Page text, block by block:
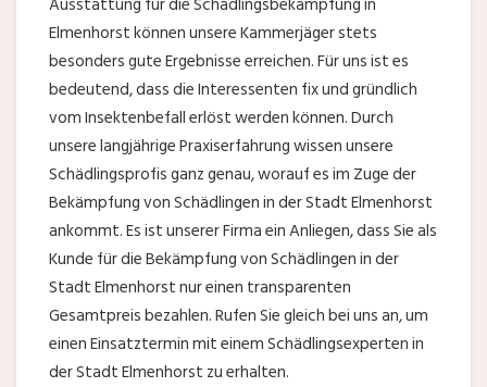
Elmenhorst können unsere Kammerjäger stets
besonders gute Ergebnisse erreichen. Für uns ist es
bedeutend, dass die Interessenten fix und gründlich
vom Insektenbefall erlöst werden können. Durch
unsere langjährige Praxiserfahrung wissen unsere
Schädlingsprofis ganz genau, worauf es im Zuge der
Bekämpfung von Schädlingen in der Stadt Elmenhorst
ankommt. Es ist unserer Firma ein Anliegen, dass Sie als
Kunde für die Bekämpfung von Schädlingen in der
Stadt Elmenhorst nur einen transparenten
Gesamtpreis bezahlen. Rufen Sie gleich bei uns an, um
einen Einsatztermin mit einem Schädlingsexperten in
der Stadt Elmenhorst zu erhalten.